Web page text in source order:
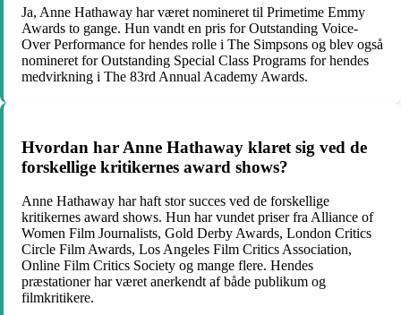
Ja, Anne Hathaway har været nomineret til Primetime Emmy
Awards to gange. Hun vandt en pris for Outstanding Voice-
Over Performance for hendes rolle i The Simpsons og blev også
nomineret for Outstanding Special Class Programs for hendes
medvirkning i The 83rd Annual Academy Awards.
Hvordan har Anne Hathaway klaret sig ved de
forskellige kritikernes award shows?
Anne Hathaway har haft stor succes ved de forskellige
kritikernes award shows. Hun har vundet priser fra Alliance of
Women Film Journalists, Gold Derby Awards, London Critics
Circle Film Awards, Los Angeles Film Critics Association,
Online Film Critics Society og mange flere. Hendes
præstationer har været anerkendt af både publikum og
filmkritikere.